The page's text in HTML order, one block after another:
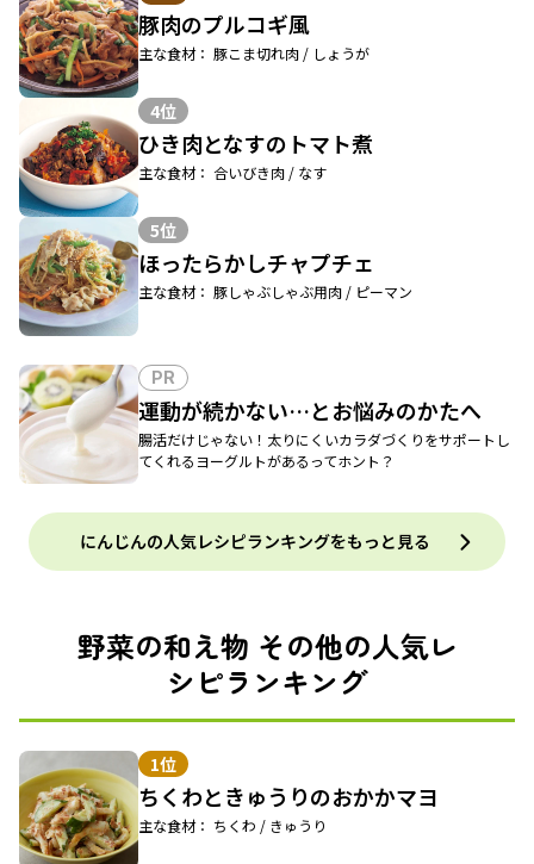
豚肉のプルコギ風
主な食材： 豚こま切れ肉 / しょうが
4位
ひき肉となすのトマト煮
主な食材： 合いびき肉 / なす
5位
ほったらかしチャプチェ
主な食材： 豚しゃぶしゃぶ用肉 / ピーマン
PR
運動が続かない…とお悩みのかたへ
腸活だけじゃない！太りにくいカラダづくりをサポートし
てくれるヨーグルトがあるってホント？
にんじんの人気レシピランキングをもっと見る
野菜の和え物 その他の人気レ
シピランキング
1位
ちくわときゅうりのおかかマヨ
主な食材： ちくわ / きゅうり